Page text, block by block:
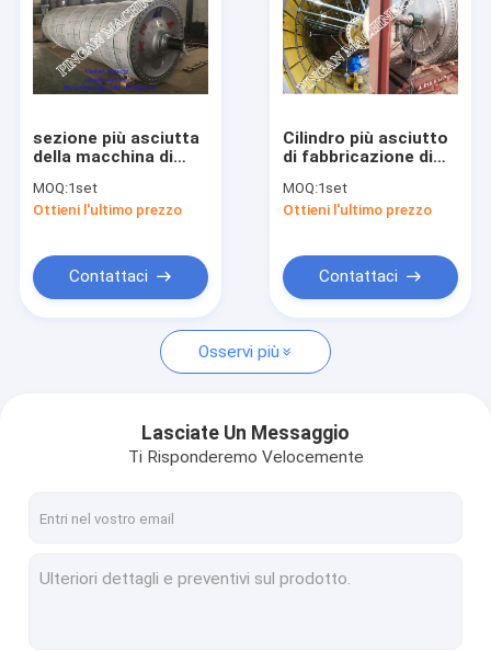
Circa noi
Giro della fabbrica
carta velina che fa macchina
carta kraft che fa macchina
Carta igienica che fa macchina
Macchina di carta di scanalatura
sezione più asciutta
della macchina di
HB190 HT200
MOQ:1set
Ottieni l'ultimo prezzo
Contattaci
Cilindro più asciutto
di fabbricazione di
1200m/Min HT350
MOQ:1set
Ottieni l'ultimo prezzo
Contattaci
Osservi più
Lasciate Un Messaggio
Ti Risponderemo Velocemente